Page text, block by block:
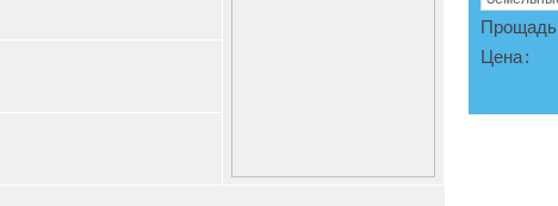
Прощадь
Цена: